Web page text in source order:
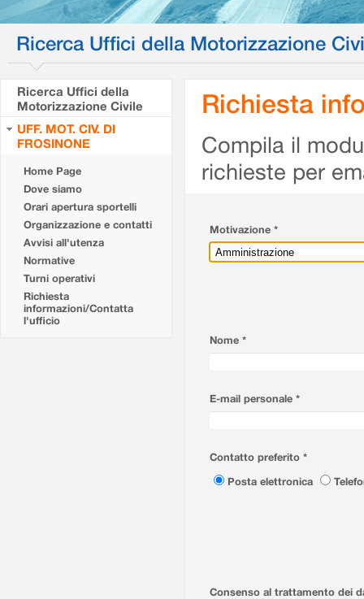
Ricerca Uffici della Motorizzazione
Ricerca Uffici della
Motorizzazione Civile
UFF. MOT. CIV. DI
FROSINONE
Home Page
Dove siamo
Orari apertura sportelli
Organizzazione e contatti
Avvisi all'utenza
Normative
Turni operativi
Richiesta
informazioni/Contatta
l'ufficio
Richiesta
Compila il
richieste per
Motivazione *
Nome *
E-mail personale *
Contatto preferito *
Posta elettronica
Consenso al trattamento dei